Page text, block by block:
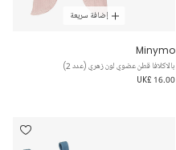
إضافة سريعة
Minymo
بالاكلافا قطن عضوي لون زهري (عدد 2)
UK£ 16.00